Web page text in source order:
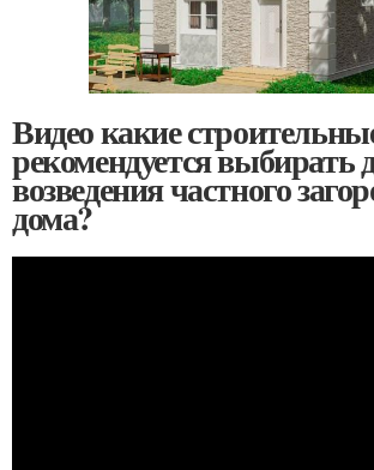
Видео какие
рекомендуется выбирать
возведения частного
дома?